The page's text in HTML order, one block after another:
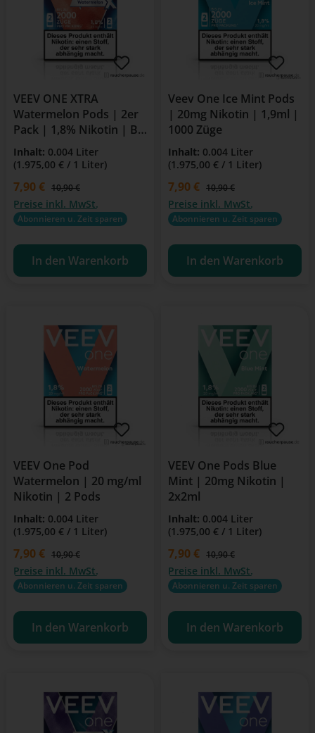
VEEV ONE XTRA
Watermelon Pods | 2er
Pack | 1,8% Nikotin | Bis
zu 2000 Züge
Inhalt: 0.004 Liter
(1.975,00 € / 1 Liter)
Verkaufspreis:
7,90 € Regulärer Preis:
10,90 €
Preise inkl. MwSt.
Abonnieren u. Zeit sparen
In den Warenkorb
Veev One Ice Mint Pods
| 20mg Nikotin | 1,9ml |
1000 Züge
Inhalt: 0.004 Liter
(1.975,00 € / 1 Liter)
Verkaufspreis:
7,90 € Regulärer Preis:
10,90 €
Preise inkl. MwSt.
Abonnieren u. Zeit sparen
In den Warenkorb
VEEV One Pod
Watermelon | 20 mg/ml
Nikotin | 2 Pods
Inhalt: 0.004 Liter
(1.975,00 € / 1 Liter)
Verkaufspreis:
7,90 € Regulärer Preis:
10,90 €
Preise inkl. MwSt.
Abonnieren u. Zeit sparen
In den Warenkorb
VEEV One Pods Blue
Mint | 20mg Nikotin |
2x2ml
Inhalt: 0.004 Liter
(1.975,00 € / 1 Liter)
Verkaufspreis:
7,90 € Regulärer Preis:
10,90 €
Preise inkl. MwSt.
Abonnieren u. Zeit sparen
In den Warenkorb